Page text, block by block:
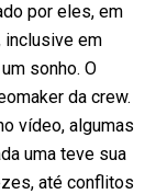
por eles, em
inclusive em
sonho. O
da crew.
vídeo, algumas
uma teve sua
até conflitos